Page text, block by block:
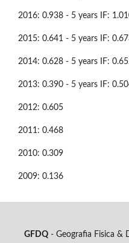
2016: 0.938 - 5 years IF:
2015: 0.641 - 5 years IF:
2014: 0.628 - 5 years IF:
2013: 0.390 - 5 years IF:
2012: 0.605
2011: 0.468
2010: 0.309
2009: 0.136
GFDQ- Geografia Fisica &